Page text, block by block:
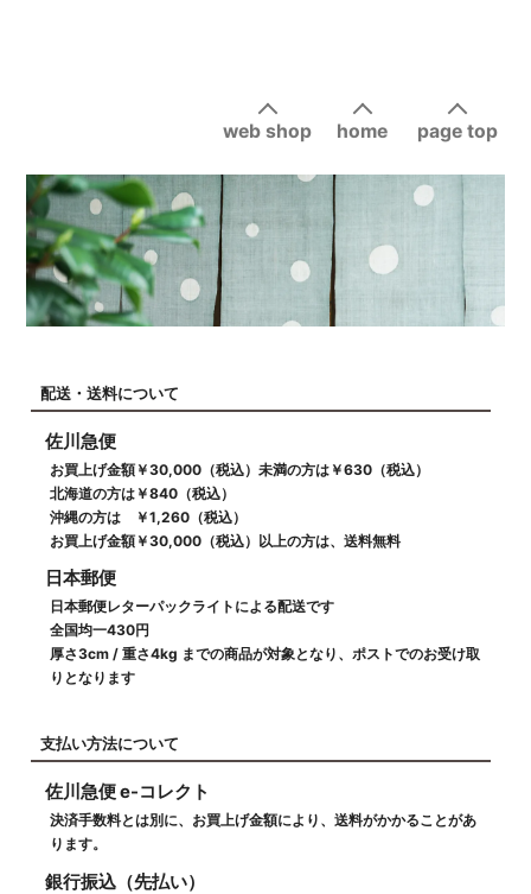
page top
home
web shop
配送・送料について
佐川急便
お買上げ金額￥30,000（税込）未満の方は￥630（税込）
北海道の方は￥840（税込）
沖縄の方は ￥1,260（税込）
お買上げ金額￥30,000（税込）以上の方は、送料無料
日本郵便
日本郵便レターパックライトによる配送です
全国均一430円
厚さ3cm / 重さ4kg までの商品が対象となり、ポストでのお受け取
りとなります
支払い方法について
佐川急便 e-コレクト
決済手数料とは別に、お買上げ金額により、送料がかかることがあ
ります。
銀行振込（先払い）